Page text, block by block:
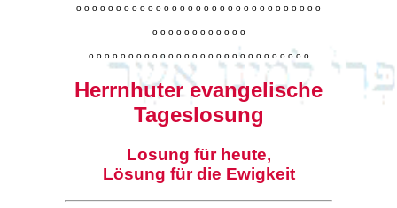
o o o o o o o o o o o o o o o o o o o o o o o o o o o o o o o
o o o o o o o o o o o o
o o o o o o o o o o o o o o o o o o o o o o o o o o o o
Herrnhuter evangelische
Tageslosung
Losung für heute,
Lösung für die Ewigkeit